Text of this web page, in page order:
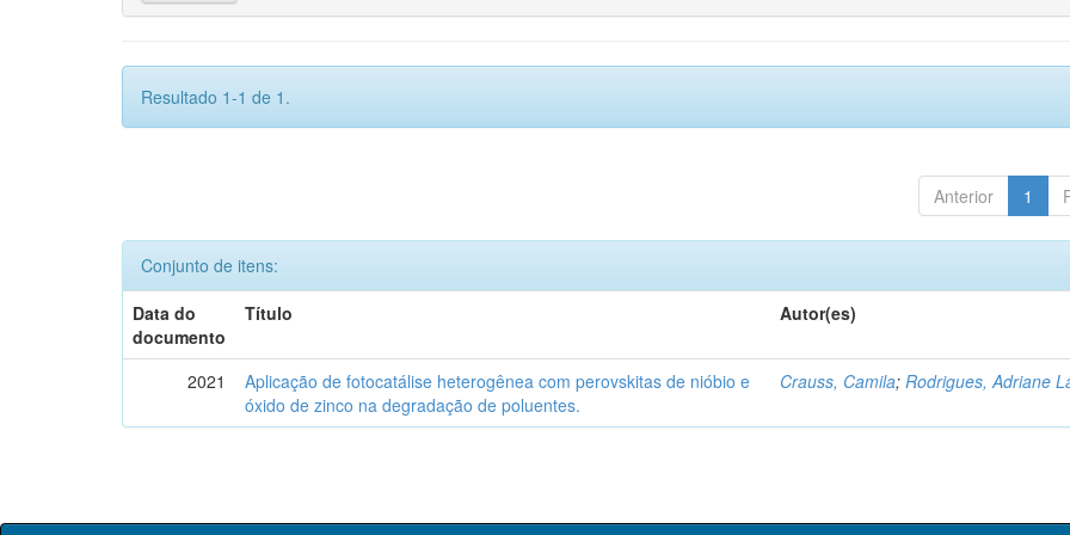
Resultado 1-1 de 1.
Anterior 1
Conjunto de itens:
Data do
documento
Título Autor(es)
2021
Aplicação de fotocatálise heterogênea com perovskitas de nióbio e
óxido de zinco na degradação de poluentes.
Crauss, Camila;Rodrigues, Adriane